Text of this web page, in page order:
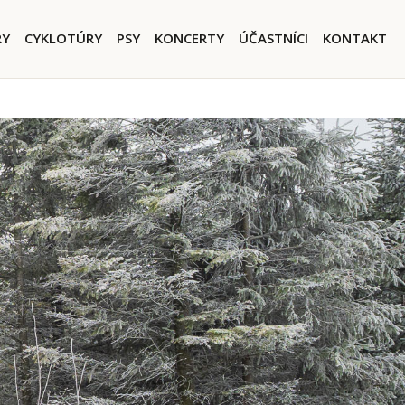
CYKLOTÚRY PSY KONCERTY ÚČASTNÍCI KONTAKT